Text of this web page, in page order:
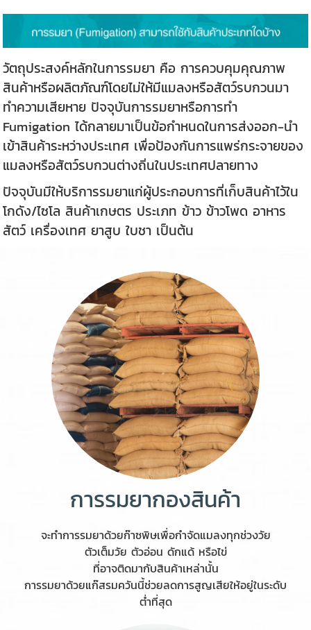
วัตถุประสงค์หลักในการรมยา คือ การควบคุมคุณภาพ
สินค้าหรือผลิตภัณฑ์โดยไม่ให้มีแมลงหรือสัตว์รบกวนมา
ทำความเสียหาย ปัจจุบันการรมยาหรือการทำ
Fumigation ได้กลายมาเป็นข้อกำหนดในการส่งออก-นำ
เข้าสินค้าระหว่างประเทศ เพื่อป้องกันการแพร่กระจายของ
แมลงหรือสัตว์รบกวนต่างถิ่นในประเทศปลายทาง
ปัจจุบันมีให้บริการรมยาแก่ผู้ประกอบการที่เก็บสินค้าไว้ใน
โกดัง/ไซโล สินค้าเกษตร ประเภท ข้าว ข้าวโพด อาหาร
สัตว์ เครื่องเทศ ยาสูบ ใบชา เป็นต้น
การรมยากองสินค้า
จะทำการรมยาด้วยก๊าซพิษเพื่อกำจัดแมลงทุกช่วงวัย
ตัวเต็มวัย ตัวอ่อน ดักแด้ หรือไข่
ที่อาจติดมากับสินค้าเหล่านั้น
การรมยาด้วยแก๊สรมควันนี้ช่วยลดการสูญเสียให้อยู่ในระดับ
ต่ำที่สุด